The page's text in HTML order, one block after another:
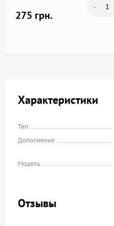
275 грн.
-
Характеристики
Тип
Дополнение
Модель
Отзывы